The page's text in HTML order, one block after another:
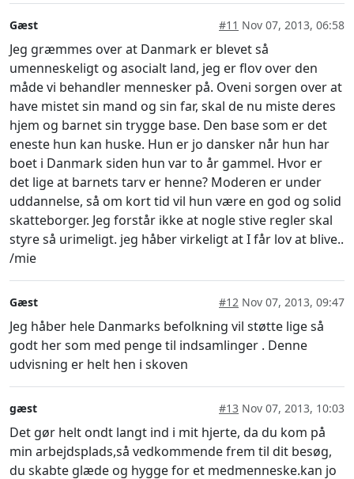
Gæst #11 Nov 07, 2013, 06:58
Jeg græmmes over at Danmark er blevet så
umenneskeligt og asocialt land, jeg er flov over den
måde vi behandler mennesker på. Oveni sorgen over at
have mistet sin mand og sin far, skal de nu miste deres
hjem og barnet sin trygge base. Den base som er det
eneste hun kan huske. Hun er jo dansker når hun har
boet i Danmark siden hun var to år gammel. Hvor er
det lige at barnets tarv er henne? Moderen er under
uddannelse, så om kort tid vil hun være en god og solid
skatteborger. Jeg forstår ikke at nogle stive regler skal
styre så urimeligt. jeg håber virkeligt at I får lov at blive..
/mie
Gæst #12 Nov 07, 2013, 09:47
Jeg håber hele Danmarks befolkning vil støtte lige så
godt her som med penge til indsamlinger . Denne
udvisning er helt hen i skoven
gæst #13 Nov 07, 2013, 10:03
Det gør helt ondt langt ind i mit hjerte, da du kom på
min arbejdsplads,så vedkommende frem til dit besøg,
du skabte glæde og hygge for et medmenneske.kan jo